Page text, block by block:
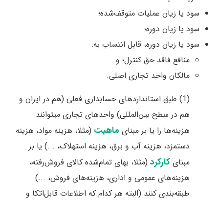
سود یا زیان عملیات متوقف‌شده؛
سود یا زیان دوره؛
سود یا زیان دوره، قابل انتساب به:
منافع فاقد حق کنترل؛ و
مالکان واحد تجاری اصلی.
(1) طبق استانداردهای حسابداری فعلی (هم در ایران و
هم در سطح بین‌المللی) واحدهای تجاری میتوانند
هزینه‌ها را یا بر مبنایماهیت(مثلا، هزینه مواد، هزینه
دستمزد، هزینه آب و برق، هزینه استهلاک، ...) یا بر
مبنایکارکرد(مثلا، بهای تمام‌شده کالای فروش‌رفته،
هزینه‌های عمومی و اداری، هزینه‌های فروش، ...)
طبقه‌بندی کنند (البته هر کدام که اطلاعات قابل‌اتکا و